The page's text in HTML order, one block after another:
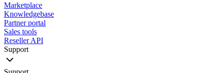
Marketplace
Knowledgebase
Partner portal
Sales tools
Reseller API
Support